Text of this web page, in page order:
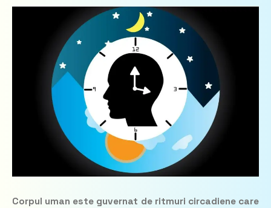
Corpul uman este guvernat de ritmuri circadiene care